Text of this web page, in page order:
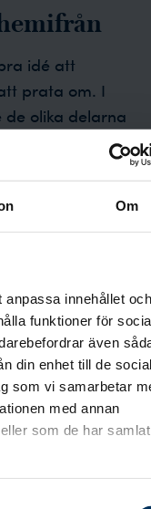
Om
anpassa innehållet och
funktioner för
även
din enhet till de
som vi samarbetar
med annan
som de har
idé att
prata om. I
olika delarna
du vill. Du väljer
tillsammans.